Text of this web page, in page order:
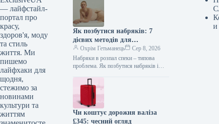
— лайфстайл-
портал про
красу,
здоров'я, моду
та стиль
життя. Ми
пишемо
лайфхаки для
щодня,
стежимо за
новинами
культури та
життям
Як позбутися набряків: 7
дієвих методів для
лімфодренажу без масажу
Охрім Гетьманець
Сер 8, 2026
Набряки в розпал спеки – типова
проблема. Як позбутися набряків і
обожнюю лімфодренажний масаж.
Коли…
Чи коштує дорожня валіза
£345: чесний огляд
и